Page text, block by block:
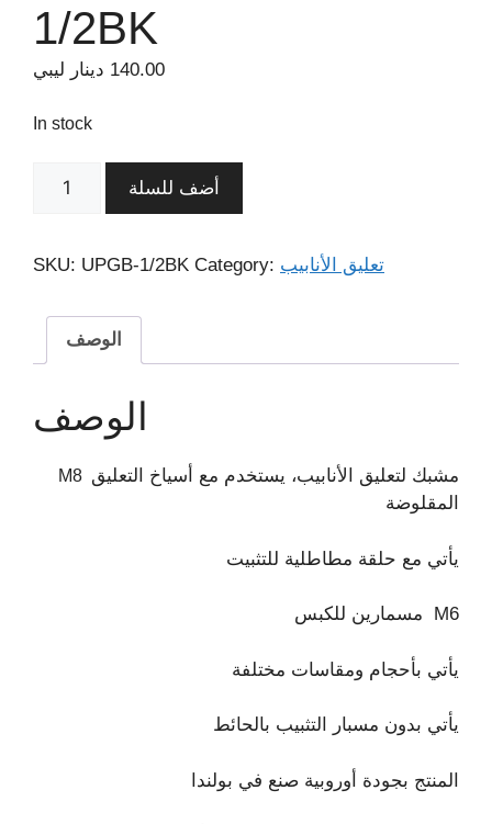
1/2BK
140.00 دينار ليبي
In stock
أضف للسلة
SKU: UPGB-1/2BK Category: تعليق الأنابيب
الوصف
الوصف
M8 مشبك لتعليق الأنابيب، يستخدم مع أسياخ التعليق
المقلوضة
يأتي مع حلقة مطاطلية للتثبيت
مسمارين للكبس M6
يأتي بأحجام ومقاسات مختلفة
يأتي بدون مسبار التثبيب بالحائط
المنتج بجودة أوروبية صنع في بولندا